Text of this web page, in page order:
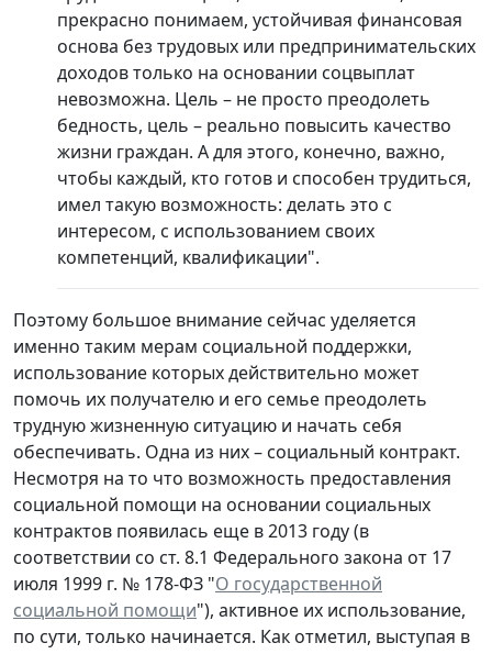
прекрасно понимаем, устойчивая финансовая
основа без трудовых или предпринимательских
доходов только на основании соцвыплат
невозможна. Цель – не просто преодолеть
бедность, цель – реально повысить качество
жизни граждан. А для этого, конечно, важно,
чтобы каждый, кто готов и способен трудиться,
имел такую возможность: делать это с
интересом, с использованием своих
компетенций, квалификации".
Поэтому большое внимание сейчас уделяется
именно таким мерам социальной поддержки,
использование которых действительно может
помочь их получателю и его семье преодолеть
трудную жизненную ситуацию и начать себя
обеспечивать. Одна из них – социальный контракт.
Несмотря на то что возможность предоставления
социальной помощи на основании социальных
контрактов появилась еще в 2013 году (в
соответствии со ст. 8.1 Федерального закона от 17
июля 1999 г. № 178-ФЗ "О государственной
социальной помощи"), активное их использование,
по сути, только начинается. Как отметил, выступая в